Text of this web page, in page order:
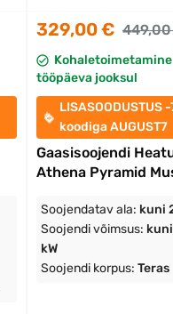
329,00 €
Kohaletoimetamine
tööpäeva jooksul
LISASOODUSTUS -
koodiga AUGUST7
Gaasisoojendi
Athena Pyramid
Soojendatav ala: kuni
Soojendi võimsus:
kW
Soojendi korpus: Teras